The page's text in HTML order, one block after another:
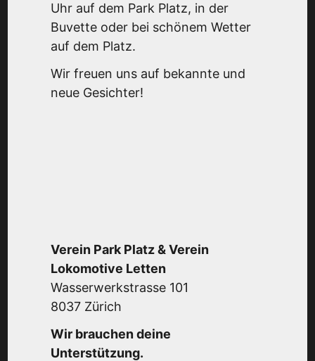
Uhr auf dem Park Platz, in der
Buvette oder bei schönem Wetter
auf dem Platz.
Wir freuen uns auf bekannte und
neue Gesichter!
Verein Park Platz & Verein
Lokomotive Letten
Wasserwerkstrasse 101
8037 Zürich
Wir brauchen deine
Unterstützung.